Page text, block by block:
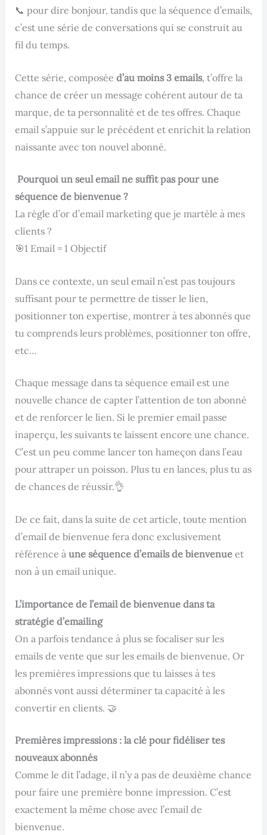
📞 pour dire bonjour, tandis que la séquence d’emails,
c’est une série de conversations qui se construit au
fil du temps.
Cette série, composée d’au moins 3 emails, t’offre la
chance de créer un message cohérent autour de ta
marque, de ta personnalité et de tes offres. Chaque
email s’appuie sur le précédent et enrichit la relation
naissante avec ton nouvel abonné.
Pourquoi un seul email ne suffit pas pour une
séquence de bienvenue ?
La règle d’or d’email marketing que je martèle à mes
clients ?
🎯1 Email = 1 Objectif
Dans ce contexte, un seul email n’est pas toujours
suffisant pour te permettre de tisser le lien,
positionner ton expertise, montrer à tes abonnés que
tu comprends leurs problèmes, positionner ton offre,
etc…
Chaque message dans ta séquence email est une
nouvelle chance de capter l’attention de ton abonné
et de renforcer le lien. Si le premier email passe
inaperçu, les suivants te laissent encore une chance.
C’est un peu comme lancer ton hameçon dans l’eau
pour attraper un poisson. Plus tu en lances, plus tu as
de chances de réussir.👌
De ce fait, dans la suite de cet article, toute mention
d’email de bienvenue fera donc exclusivement
référence à une séquence d’emails de bienvenueet
non à un email unique.
L’importance de l’email de bienvenue dans ta
stratégie d’emailing
On a parfois tendance à plus se focaliser sur les
emails de vente que sur les emails de bienvenue. Or
les premières impressions que tu laisses à tes
abonnés vont aussi déterminer ta capacité à les
convertir en clients. 🤝
Premières impressions : la clé pour fidéliser tes
nouveaux abonnés
Comme le dit l’adage, il n’y a pas de deuxième chance
pour faire une première bonne impression. C’est
exactement la même chose avec l’email de
bienvenue.